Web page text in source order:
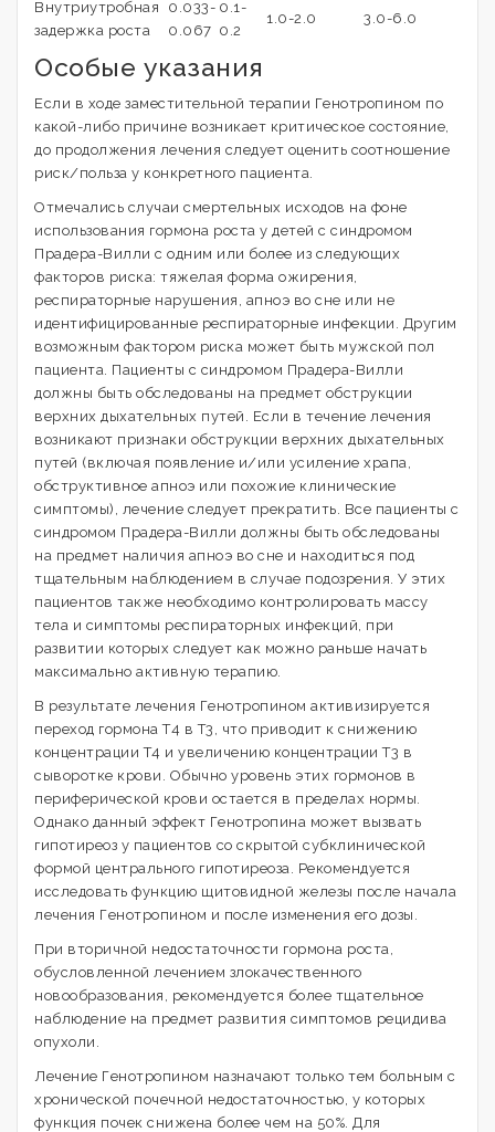
Внутриутробная
задержка роста
0.033-
0.067
0.1-
0.2
1.0-2.0 3.0-6.0
Особые указания
Если в ходе заместительной терапии Генотропином по
какой-либо причине возникает критическое состояние,
до продолжения лечения следует оценить соотношение
риск/польза у конкретного пациента.
Отмечались случаи смертельных исходов на фоне
использования гормона роста у детей с синдромом
Прадера-Вилли с одним или более из следующих
факторов риска: тяжелая форма ожирения,
респираторные нарушения, апноэ во сне или не
идентифицированные респираторные инфекции. Другим
возможным фактором риска может быть мужской пол
пациента. Пациенты с синдромом Прадера-Вилли
должны быть обследованы на предмет обструкции
верхних дыхательных путей. Если в течение лечения
возникают признаки обструкции верхних дыхательных
путей (включая появление и/или усиление храпа,
обструктивное апноэ или похожие клинические
симптомы), лечение следует прекратить. Все пациенты с
синдромом Прадера-Вилли должны быть обследованы
на предмет наличия апноэ во сне и находиться под
тщательным наблюдением в случае подозрения. У этих
пациентов также необходимо контролировать массу
тела и симптомы респираторных инфекций, при
развитии которых следует как можно раньше начать
максимально активную терапию.
В результате лечения Генотропином активизируется
переход гормона Т4 в Т3, что приводит к снижению
концентрации Т4 и увеличению концентрации Т3 в
сыворотке крови. Обычно уровень этих гормонов в
периферической крови остается в пределах нормы.
Однако данный эффект Генотропина может вызвать
гипотиреоз у пациентов со скрытой субклинической
формой центрального гипотиреоза. Рекомендуется
исследовать функцию щитовидной железы после начала
лечения Генотропином и после изменения его дозы.
При вторичной недостаточности гормона роста,
обусловленной лечением злокачественного
новообразования, рекомендуется более тщательное
наблюдение на предмет развития симптомов рецидива
опухоли.
Лечение Генотропином назначают только тем больным с
хронической почечной недостаточностью, у которых
функция почек снижена более чем на 50%. Для